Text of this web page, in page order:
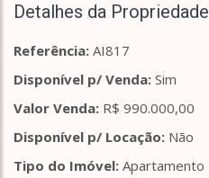
Detalhes da Propriedade
Referência: AI817
Disponível p/ Venda: Sim
Valor Venda: R$ 990.000,00
Disponível p/ Locação: Não
Tipo do Imóvel: Apartamento